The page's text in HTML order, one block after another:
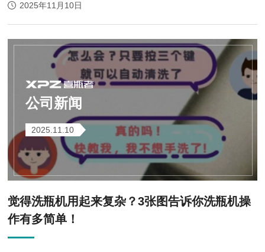
臂，确保喷淋360°无死角覆盖。...
2025年11月10日
公司新闻
2025.11.10
觉得洗瓶机用起来复杂？3张图告诉你洗瓶机操
作有多简单！